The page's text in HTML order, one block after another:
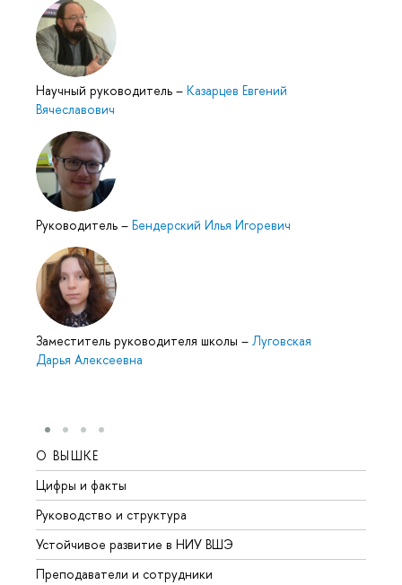
Научный руководитель – Казарцев Евгений
Вячеславович
Руководитель – Бендерский Илья Игоревич
Заместитель руководителя школы – Луговская
Дарья Алексеевна
О ВЫШКЕ
Цифры и факты
Руководство и структура
Устойчивое развитие в НИУ ВШЭ
Преподаватели и сотрудники